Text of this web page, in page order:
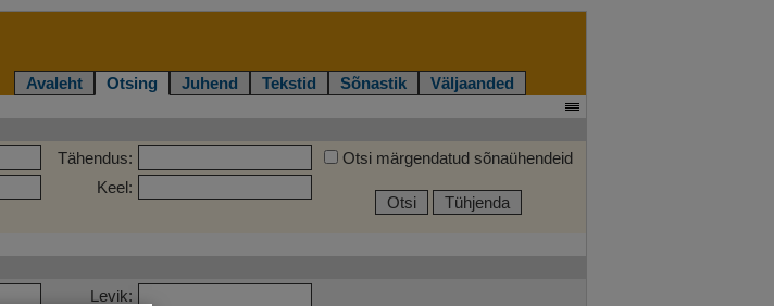
Avaleht Otsing Juhend Tekstid Sõnastik Väljaanded
Tähendus:
Keel:
Otsi märgendatud sõnaühendeid
Otsi Tühjenda
Levik: